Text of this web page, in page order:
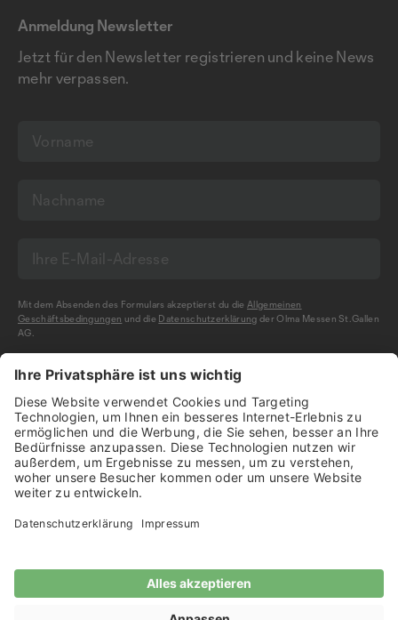
Anmeldung Newsletter
Jetzt für den Newsletter registrieren und keine News
mehr verpassen.
Mit dem Absenden des Formulars akzeptierst du dieAllgemeinen
Geschäftsbedingungen und die Datenschutzerklärung der Olma Messen St.Gallen
AG.
NEWSLETTER BESTELLEN